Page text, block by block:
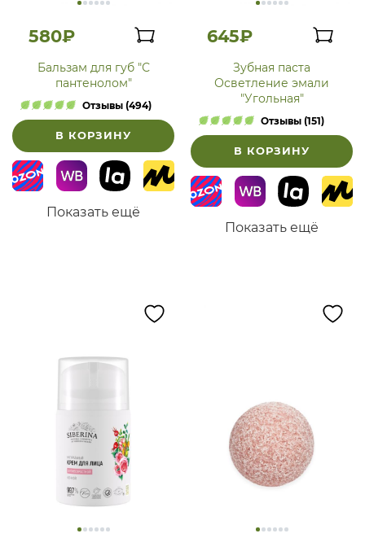
580₽
Бальзам для губ "С
пантенолом"
Отзывы (494)
В КОРЗИНУ
Показать ещё
645₽
Зубная паста
Осветление эмали
"Угольная"
Отзывы (151)
В КОРЗИНУ
Показать ещё